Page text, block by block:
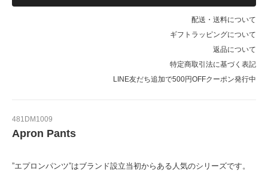
配送・送料について
ギフトラッピングについて
返品について
特定商取引法に基づく表記
LINE友だち追加で500円OFFクーポン発行中
481DM1009
Apron Pants
”エプロンパンツ”はブランド設立当初からある人気のシリーズです。